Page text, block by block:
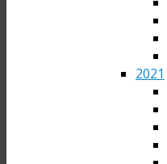
2021